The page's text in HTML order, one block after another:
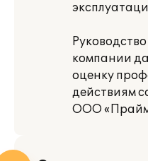
компании
оценку
действиям
ООО